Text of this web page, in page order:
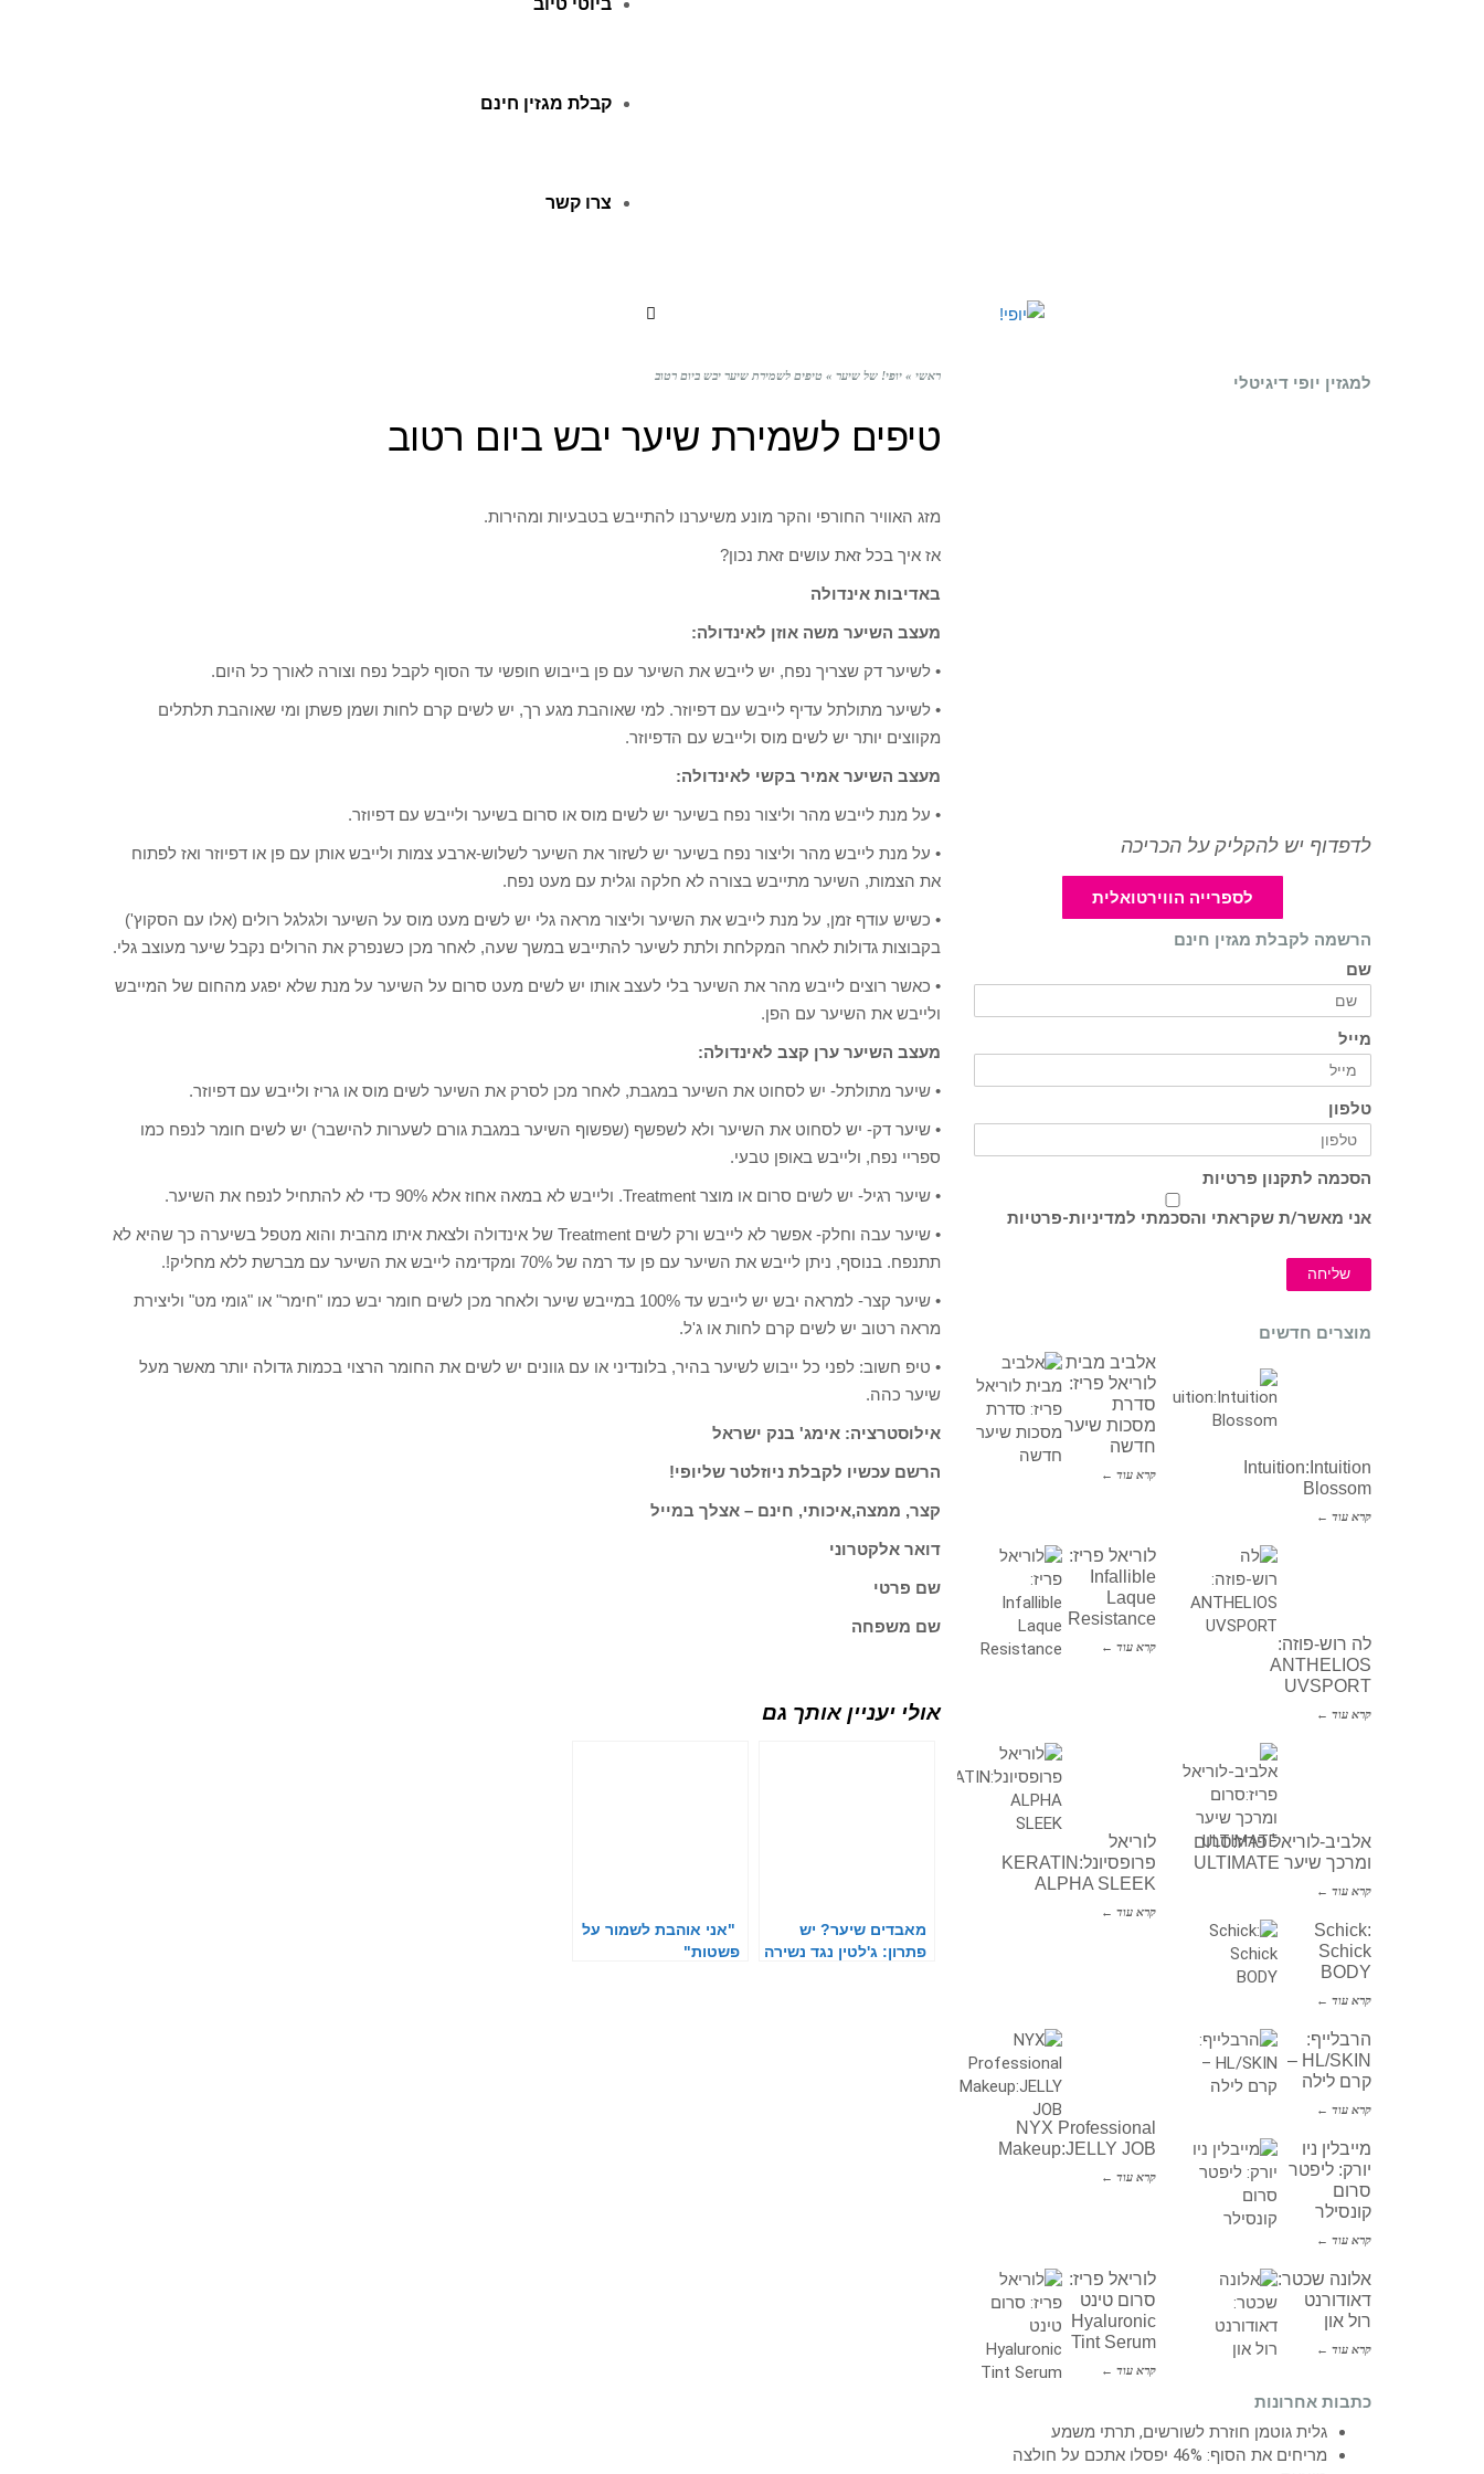
ביוטי טיוב
קבלת מגזין חינם
צרו קשר
ראשי » יופי! של שיער » טיפים לשמירת שיער יבש ביום רטוב
טיפים לשמירת שיער יבש ביום רטוב
מזג האוויר החורפי והקר מונע משיערנו להתייבש בטבעיות ומהירות.
אז איך בכל זאת עושים זאת נכון?
באדיבות אינדולה
מעצב השיער משה אוזן לאינדולה:
• לשיער דק שצריך נפח, יש לייבש את השיער עם פן בייבוש חופשי עד הסוף לקבל נפח וצורה לאורך כל היום.
• לשיער מתולתל עדיף לייבש עם דפיוזר. למי שאוהבת מגע רך, יש לשים קרם לחות ושמן פשתן ומי שאוהבת תלתלים
מקווצים יותר יש לשים מוס ולייבש עם הדפיוזר.
מעצב השיער אמיר בקשי לאינדולה:
• על מנת לייבש מהר וליצור נפח בשיער יש לשים מוס או סרום בשיער ולייבש עם דפיוזר.
• על מנת לייבש מהר וליצור נפח בשיער יש לשזור את השיער לשלוש-ארבע צמות ולייבש אותן עם פן או דפיוזר ואז לפתוח
את הצמות, השיער מתייבש בצורה לא חלקה וגלית עם מעט נפח.
• כשיש עודף זמן, על מנת לייבש את השיער וליצור מראה גלי יש לשים מעט מוס על השיער ולגלגל רולים (אלו עם הסקוץ')
בקבוצות גדולות לאחר המקלחת ולתת לשיער להתייבש במשך שעה, לאחר מכן כשנפרק את הרולים נקבל שיער מעוצב גלי.
• כאשר רוצים לייבש מהר את השיער בלי לעצב אותו יש לשים מעט סרום על השיער על מנת שלא יפגע מהחום של המייבש
ולייבש את השיער עם הפן.
מעצב השיער ערן קצב לאינדולה:
• שיער מתולתל- יש לסחוט את השיער במגבת, לאחר מכן לסרק את השיער לשים מוס או גריז ולייבש עם דפיוזר.
• שיער דק- יש לסחוט את השיער ולא לשפשף (שפשוף השיער במגבת גורם לשערות להישבר) יש לשים חומר לנפח כמו
ספריי נפח, ולייבש באופן טבעי.
• שיער רגיל- יש לשים סרום או מוצר Treatment. ולייבש לא במאה אחוז אלא 90% כדי לא להתחיל לנפח את השיער.
• שיער עבה וחלק- אפשר לא לייבש ורק לשים Treatment של אינדולה ולצאת איתו מהבית והוא מטפל בשיערה כך שהיא לא
תתנפח. בנוסף, ניתן לייבש את השיער עם פן עד רמה של 70% ומקדימה לייבש את השיער עם מברשת ללא מחליק!.
• שיער קצר- למראה יבש יש לייבש עד 100% במייבש שיער ולאחר מכן לשים חומר יבש כמו "חימר" או "גומי מט" וליצירת
מראה רטוב יש לשים קרם לחות או ג'ל.
• טיפ חשוב: לפני כל ייבוש לשיער בהיר, בלונדיני או עם גוונים יש לשים את החומר הרצוי בכמות גדולה יותר מאשר מעל
שיער כהה.
אילוסטרציה: אימג' בנק ישראל
הרשם עכשיו לקבלת ניוזלטר שליופי!
קצר, ממצה,איכותי, חינם – אצלך במייל
דואר אלקטרוני
שם פרטי
שם משפחה
אולי יעניין אותך גם
מאבדים שיער? יש
פתרון: ג'לטין נגד נשירה
"אני אוהבת לשמור על
פשטות"
למגזין יופי דיגיטלי
לדפדוף יש להקליק על הכריכה
לספרייה הווירטואלית
הרשמה לקבלת מגזין חינם
שם
מייל
טלפון
הסכמה לתקנון פרטיות
אני מאשר/ת שקראתי והסכמתי למדיניות-פרטיות
שליחה
מוצרים חדשים
אלביב מבית
לוריאל פריז:
סדרת
מסכות שיער
חדשה
קרא עוד ←
Intuition:Intuition
Blossom
קרא עוד ←
לוריאל פריז:
Infallible
Laque
Resistance
קרא עוד ←
לה רוש-פוזה:
ANTHELIOS
UVSPORT
קרא עוד ←
לוריאל
פרופסיונל:KERATIN
ALPHA SLEEK
קרא עוד ←
אלביב-לוריאל פריז:סרום
ומרכך שיער ULTIMATE
קרא עוד ←
Schick:
Schick
BODY
קרא עוד ←
NYX Professional
Makeup:JELLY JOB
קרא עוד ←
הרבלייף:
HL/SKIN –
קרם לילה
קרא עוד ←
מייבלין ניו
יורק: ליפטר
סרום
קונסילר
קרא עוד ←
לוריאל פריז:
סרום טינט
Hyaluronic
Tint Serum
קרא עוד ←
אלונה שכטר:
דאודורנט
רול און
קרא עוד ←
כתבות אחרונות
גלית גוטמן חוזרת לשורשים, תרתי משמע
מריחים את הסוף: 46% יפסלו אתכם על חולצה